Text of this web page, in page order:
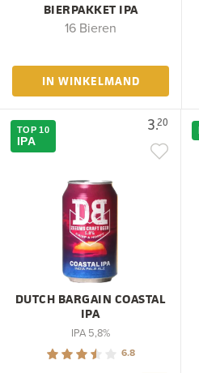
BIERPAKKET IPA
16 Bieren
IN WINKELMAND
3.20
TOP 10
IPA
DUTCH BARGAIN COASTAL
IPA
IPA 5,8%
6.8